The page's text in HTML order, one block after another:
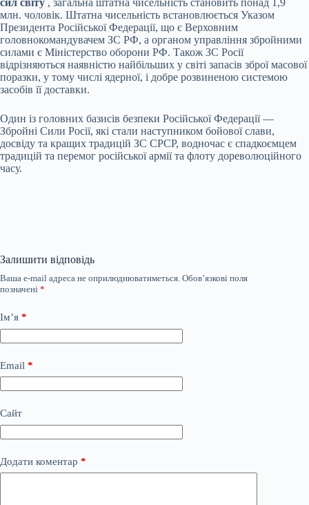
сил світу , загальна штатна чисельність становить понад 1,9
млн. чоловік. Штатна чисельність встановлюється Указом
Президента Російської Федерації, що є Верховним
головнокомандувачем ЗС РФ, а органом управління збройними
силами є Міністерство оборони РФ. Також ЗС Росії
відрізняються наявністю найбільших у світі запасів зброї масової
поразки, у тому числі ядерної, і добре розвиненою системою
засобів її доставки.
Один із головних базисів безпеки Російської Федерації —
Збройні Сили Росії, які стали наступником бойової слави,
досвіду та кращих традицій ЗС СРСР, водночас є спадкоємцем
традицій та перемог російської армії та флоту дореволюційного
часу.
Залишити відповідь
Ваша e-mail адреса не оприлюднюватиметься. Обов’язкові поля
позначені *
Ім’я *
Email *
Сайт
Додати коментар *